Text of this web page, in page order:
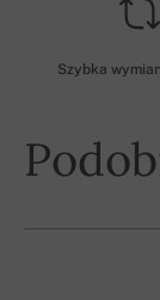
Szybka